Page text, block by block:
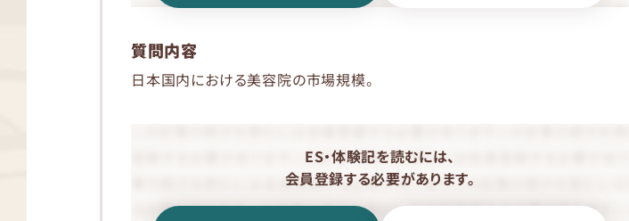
質問内容
日本国内における美容院の市場規模。
ES・体験記を読むには、
会員登録する必要があります。